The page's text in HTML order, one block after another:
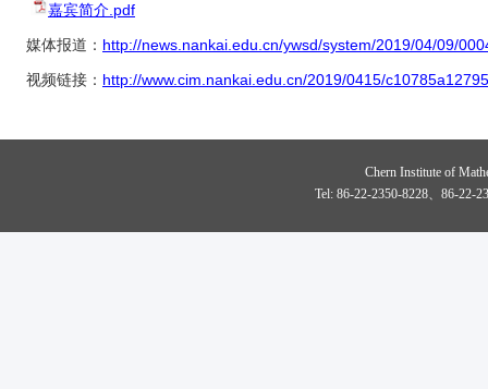
嘉宾简介.pdf
媒体报道： http://news.nankai.edu.cn/ywsd/system/2019/04/09/
视频链接： http://www.cim.nankai.edu.cn/2019/0415/
Chern Institute of
Tel: 86-22-2350-8228、86-22-